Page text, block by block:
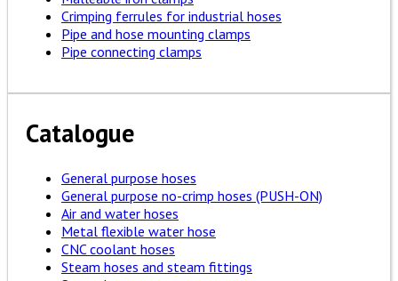
Crimping ferrules for industrial hoses
Pipe and hose mounting clamps
Pipe connecting clamps
Catalogue
General purpose hoses
General purpose no-crimp hoses (PUSH-ON)
Air and water hoses
Metal flexible water hose
CNC coolant hoses
Steam hoses and steam fittings